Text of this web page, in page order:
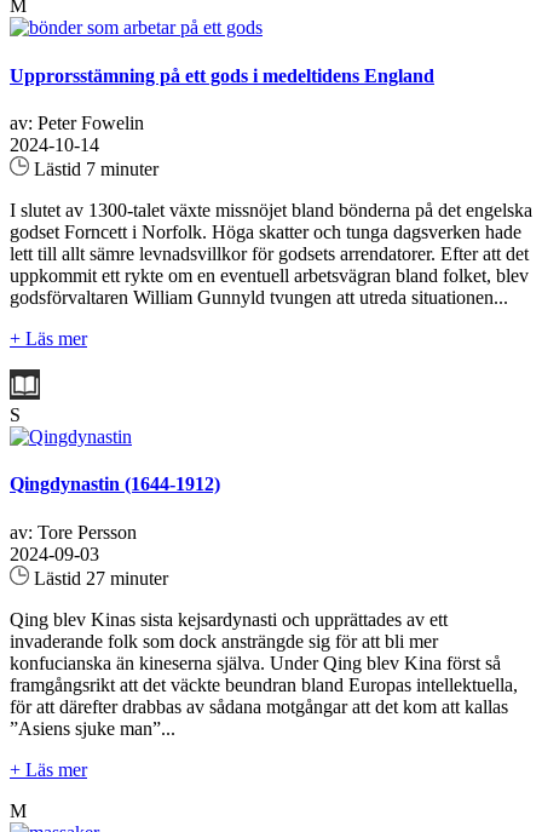
M
Upprorsstämning på ett gods i medeltidens England
av: Peter Fowelin
2024-10-14
Lästid 7 minuter
I slutet av 1300-talet växte missnöjet bland bönderna på det engelska
godset Forncett i Norfolk. Höga skatter och tunga dagsverken hade
lett till allt sämre levnadsvillkor för godsets arrendatorer. Efter att det
uppkommit ett rykte om en eventuell arbetsvägran bland folket, blev
godsförvaltaren William Gunnyld tvungen att utreda situationen...
+ Läs mer
S
Qingdynastin (1644-1912)
av: Tore Persson
2024-09-03
Lästid 27 minuter
Qing blev Kinas sista kejsardynasti och upprättades av ett
invaderande folk som dock ansträngde sig för att bli mer
konfucianska än kineserna själva. Under Qing blev Kina först så
framgångsrikt att det väckte beundran bland Europas intellektuella,
för att därefter drabbas av sådana motgångar att det kom att kallas
”Asiens sjuke man”...
+ Läs mer
M